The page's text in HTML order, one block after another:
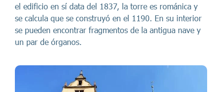
el edificio en sí data del 1837, la torre es románica y
se calcula que se construyó en el 1190. En su interior
se pueden encontrar fragmentos de la antigua nave y
un par de órganos.